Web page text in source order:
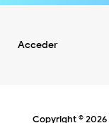
Acceder
Copyright ©2026